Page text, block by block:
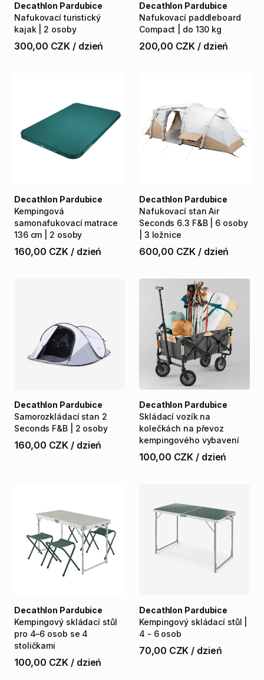
Nafukovací turistický
kajak
2​​​​ osoby
Decathlon Pardubice
300,00 CZK / dzień
Nafukovací paddleboard
Compact
do 130 kg
Decathlon Pardubice
200,00 CZK / dzień
Kempingová
samonafukovací matrace
136 cm 2 osoby
Decathlon Pardubice
160,00 CZK / dzień
Nafukovací stan Air
Seconds 6.3 F&B 6 osoby
3 ložnice
Decathlon Pardubice
600,00 CZK / dzień
Samorozkládací stan 2
Seconds F&B 2 osoby
Decathlon Pardubice
160,00 CZK / dzień
Skládací vozík na
kolečkách na převoz
kempingového vybavení
Decathlon Pardubice
100,00 CZK / dzień
Kempingový skládací stůl
pro 4–6 osob se 4
stoličkami
Decathlon Pardubice
100,00 CZK / dzień
Kempingový skládací stůl
4 - 6 osob
Decathlon Pardubice
70,00 CZK / dzień